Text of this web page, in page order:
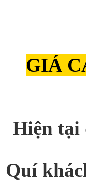
GIÁ
Hiện tại
Quí